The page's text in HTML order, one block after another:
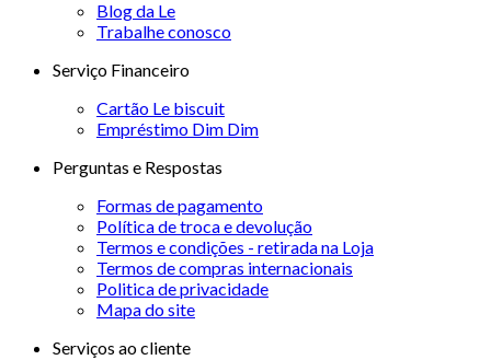
Blog da Le
Trabalhe conosco
Serviço Financeiro
Cartão Le biscuit
Empréstimo Dim Dim
Perguntas e Respostas
Formas de pagamento
Política de troca e devolução
Termos e condições - retirada na Loja
Termos de compras internacionais
Politica de privacidade
Mapa do site
Serviços ao cliente